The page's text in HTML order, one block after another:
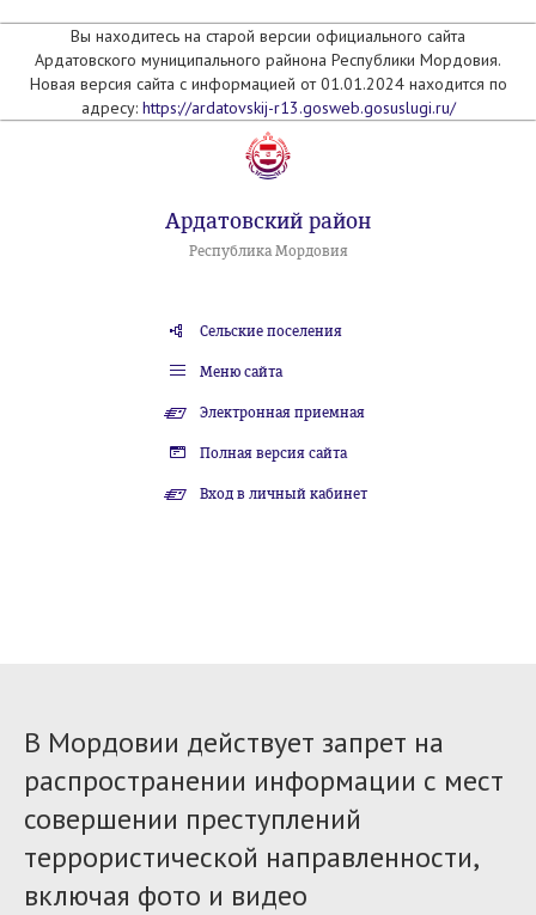
Вы находитесь на старой версии официального сайта
Ардатовского муниципального райнона Республики Мордовия.
Новая версия сайта с информацией от 01.01.2024 находится по
адресу: https://ardatovskij-r13.gosweb.gosuslugi.ru/
Ардатовский район
Республика Мордовия
Сельские поселения
Меню сайта
Электронная приемная
Полная версия сайта
Вход в личный кабинет
В Мордовии действует запрет на
распространении информации с мест
совершении преступлений
террористической направленности,
включая фото и видео